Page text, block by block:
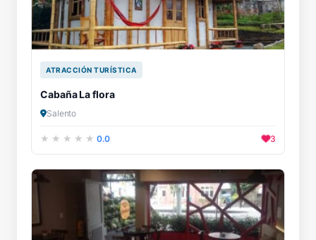
ATRACCIÓN TURÍSTICA
Cabaña La flora
Salento
0.0 3